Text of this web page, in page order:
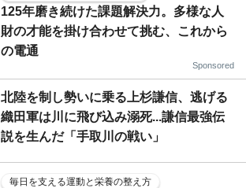
125年磨き続けた課題解決力。多様な人
財の才能を掛け合わせて挑む、これから
の電通
Sponsored
北陸を制し勢いに乗る上杉謙信、逃げる
織田軍は川に飛び込み溺死...謙信最強伝
説を生んだ「手取川の戦い」
毎日を支える運動と栄養の整え方